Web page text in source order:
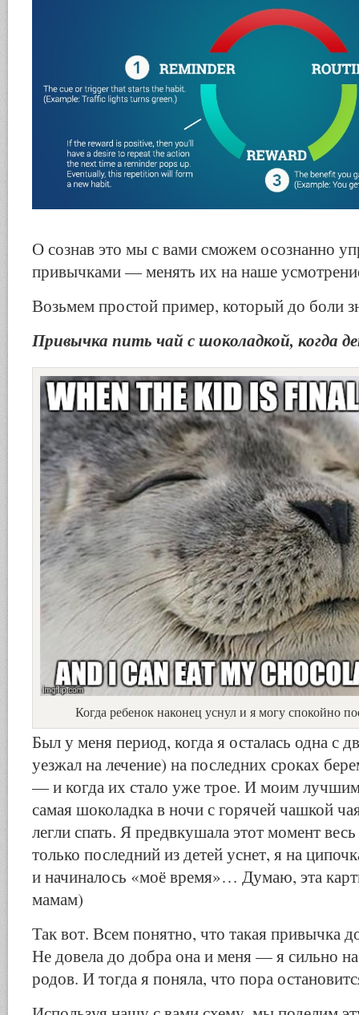
О сознав это мы с вами сможем осознанно
привычками — менять их на наше
Возьмем простой пример, который до боли
Привычка пить чай с шоколадкой, когда
Когда ребенок наконец уснул и я могу спокойно
Был у меня период, когда я осталась одна с
уезжал на лечение) на последних сроках
— и когда их стало уже трое. И моим лучшим
самая шоколадка в ночи с горячей чашкой
легли спать. Я предвкушала этот момент
только последний из детей уснет, я на
и начиналось «моё время»… Думаю, эта
мамам)
Так вот. Всем понятно, что такая привычка
Не довела до добра она и меня — я сильно
родов. И тогда я поняла, что пора